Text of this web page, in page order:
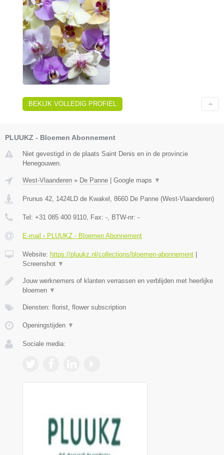
BEKIJK VOLLEDIG PROFIEL
PLUUKZ - Bloemen Abonnement
Niet gevestigd in de plaats Saint Denis en in de provincie
Henegouwen.
West-Vlaanderen » De Panne Google maps ▼
Prunus 42, 1424LD de Kwakel , 8660 De Panne (West-Vlaanderen)
Tel: +31 085 400 9110, Fax: -, BTW-nr: -
E-mail › PLUUKZ - Bloemen Abonnement
Website: https://pluukz.nl/collections/bloemen-abonnement
Screenshot ▼
Jouw werknemers of klanten verrassen en verblijden met heerlijke
bloemen ▼
Diensten: florist, flower subscription
Openingstijden ▼
Sociale media: